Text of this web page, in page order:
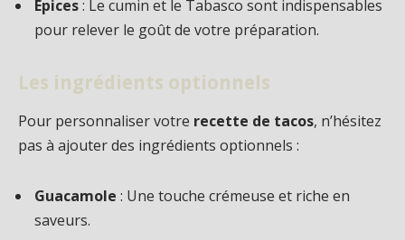
Épices: Le cumin et le Tabasco sont indispensables
pour relever le goût de votre préparation.
Les ingrédients optionnels
Pour personnaliser votre recette de tacos, n’hésitez
pas à ajouter des ingrédients optionnels :
Guacamole : Une touche crémeuse et riche en
saveurs.